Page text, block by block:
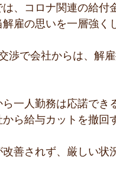
、コロナ関連の給付
雇の思いを一層強く
渉で会社からは、解
一人勤務は応諾でき
ら給与カットを撤回
善されず、厳しい状